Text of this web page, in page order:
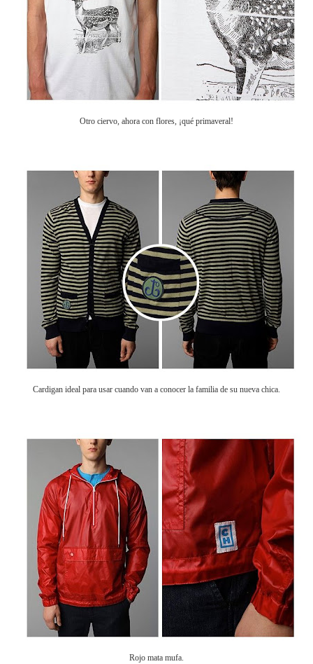
Otro ciervo, ahora con flores, ¡qué primaveral!
Cardigan ideal para usar cuando van a conocer la familia de su nueva chica.
Rojo mata mufa.